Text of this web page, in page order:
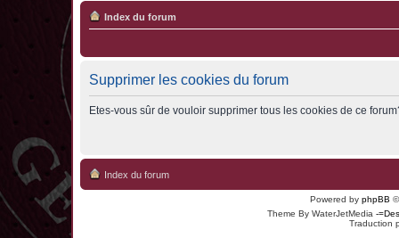
Index du forum
Supprimer les cookies du forum
Etes-vous sûr de vouloir supprimer tous les cookies de ce
Index du forum
Powered by phpBB
Theme By WaterJetMedia -
Traduction